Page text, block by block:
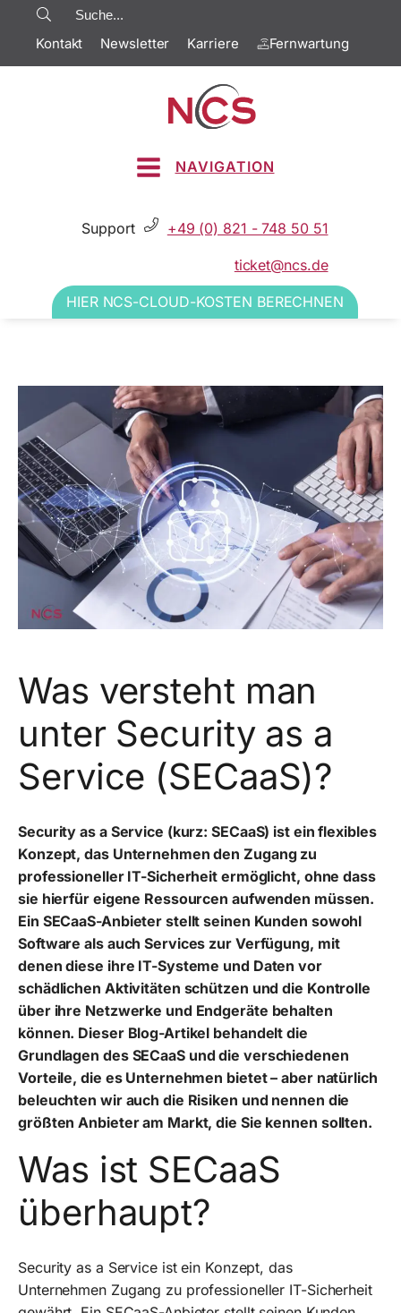
Kontakt Newsletter Karriere Fernwartung
NAVIGATION
Support +49 (0) 821 - 748 50 51
ticket@ncs.de
HIER NCS-CLOUD-KOSTEN BERECHNEN
Was versteht man
unter Security as a
Service (SECaaS)?
Security as a Service (kurz: SECaaS) ist ein flexibles
Konzept, das Unternehmen den Zugang zu
professioneller IT-Sicherheit ermöglicht, ohne dass
sie hierfür eigene Ressourcen aufwenden müssen.
Ein SECaaS-Anbieter stellt seinen Kunden sowohl
Software als auch Services zur Verfügung, mit
denen diese ihre IT-Systeme und Daten vor
schädlichen Aktivitäten schützen und die Kontrolle
über ihre Netzwerke und Endgeräte behalten
können. Dieser Blog-Artikel behandelt die
Grundlagen des SECaaS und die verschiedenen
Vorteile, die es Unternehmen bietet – aber natürlich
beleuchten wir auch die Risiken und nennen die
größten Anbieter am Markt, die Sie kennen sollten.
Was ist SECaaS
überhaupt?
Security as a Service ist ein Konzept, das
Unternehmen Zugang zu professioneller IT-Sicherheit